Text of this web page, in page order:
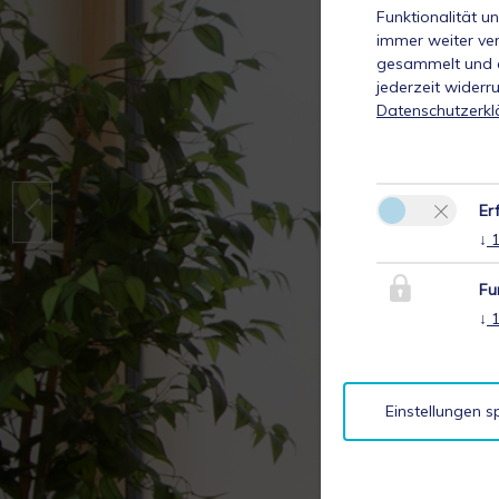
Funktionalität
immer weiter
gesammelt und
jederzeit
↓ 1
↓ 1
Einstellungen